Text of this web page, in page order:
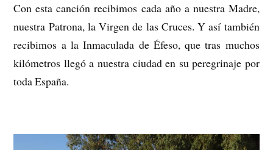
Con esta canción recibimos cada año a nuestra Madre,
nuestra Patrona, la Virgen de las Cruces. Y así también
recibimos a la Inmaculada de Éfeso, que tras muchos
kilómetros llegó a nuestra ciudad en su peregrinaje por
toda España.